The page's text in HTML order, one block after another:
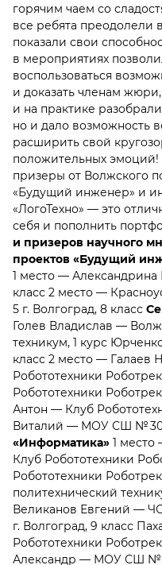
горячим чаем со
все ребята преодолели
показали свои
в мероприятиях
воспользоваться
и доказать членам
и на практике
но и дало возможность
расширить свой
положительных эмоций!
призеры от Волжского
«Будущий инженер» и
«ЛогоТехно» — это
себя и пополнить
и призеров научного
проектов «Будущий
1 место —
класс 2 место —
5 г. Волгоград, 8 класс
Голев Владислав —
техникум, 1 курс
класс 2 место —
Робототехники
Робототехники
Антон — Клуб
Виталий — МОУ СШ № 30,
«Информатика» 1
Клуб Робототехники
Робототехники
политехнический
Великанов Евгений —
г. Волгоград, 9 класс
Робототехники
Александр — МОУ СШ №